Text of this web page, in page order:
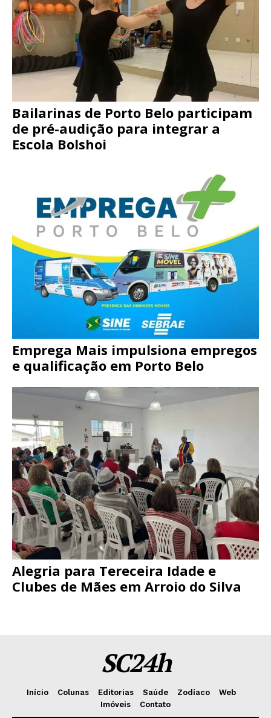
Bailarinas de Porto Belo participam
de pré-audição para integrar a
Escola Bolshoi
Emprega Mais impulsiona empregos
e qualificação em Porto Belo
Alegria para Tereceira Idade e
Clubes de Mães em Arroio do Silva
SC24h
Início Colunas Editorias Saúde Zodíaco
Web
Imóveis
Contato